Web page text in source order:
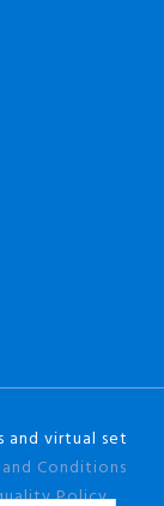
and virtual set
and Conditions
Policy